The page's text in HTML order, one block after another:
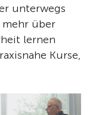
unterwegs
über
lernen
Kurse,